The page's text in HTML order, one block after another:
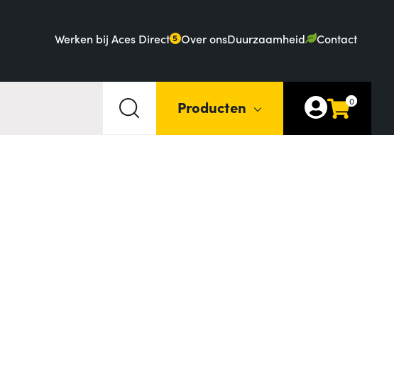
Werken bij Aces Direct 5 Over onsDuurzaamheid Contact
Producten 0